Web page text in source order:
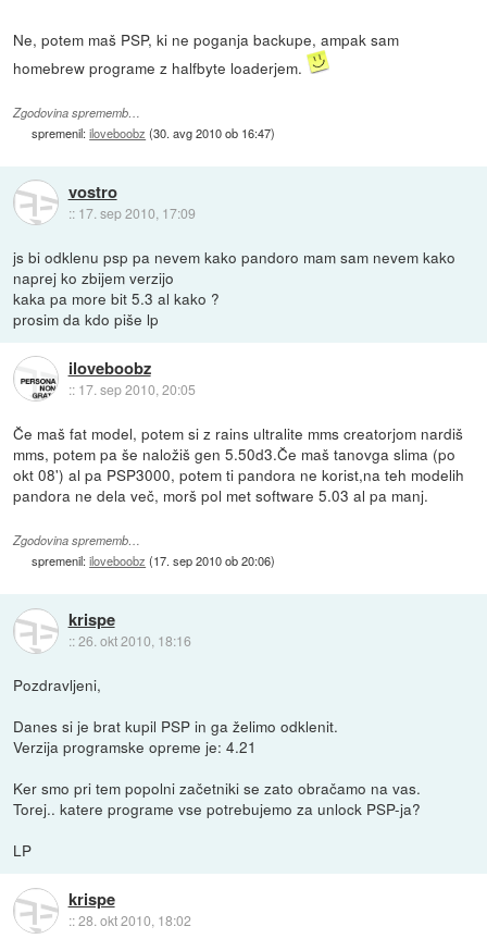
Ne, potem maš PSP, ki ne poganja backupe, ampak sam
homebrew programe z halfbyte loaderjem.
Zgodovina sprememb…
spremenil:iloveboobz (30. avg 2010 ob 16:47)
vostro
:: 17. sep 2010, 17:09
js bi odklenu psp pa nevem kako pandoro mam sam nevem kako
naprej ko zbijem verzijo
kaka pa more bit 5.3 al kako ?
prosim da kdo piše lp
iloveboobz
:: 17. sep 2010, 20:05
Če maš fat model, potem si z rains ultralite mms creatorjom nardiš
mms, potem pa še naložiš gen 5.50d3.Če maš tanovga slima (po
okt 08') al pa PSP3000, potem ti pandora ne korist,na teh modelih
pandora ne dela več, morš pol met software 5.03 al pa manj.
Zgodovina sprememb…
spremenil:iloveboobz (17. sep 2010 ob 20:06)
krispe
::26. okt 2010, 18:16
Pozdravljeni,
Danes si je brat kupil PSP in ga želimo odklenit.
Verzija programske opreme je: 4.21
Ker smo pri tem popolni začetniki se zato obračamo na vas.
Torej.. katere programe vse potrebujemo za unlock PSP-ja?
LP
krispe
::28. okt 2010, 18:02